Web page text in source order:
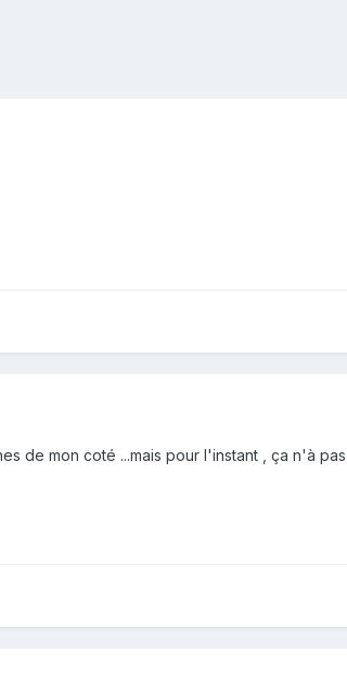
de mon coté ...mais pour l'instant , ça n'à